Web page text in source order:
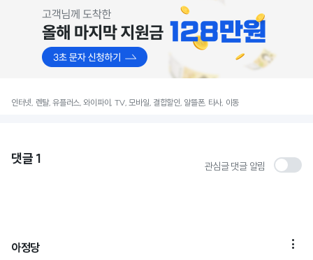
인터넷, 렌탈, 유플러스, 와이파이, TV, 모바일, 결합할인, 알뜰폰, 타사, 이동
댓글 1 관심글 댓글 알림
아정당 